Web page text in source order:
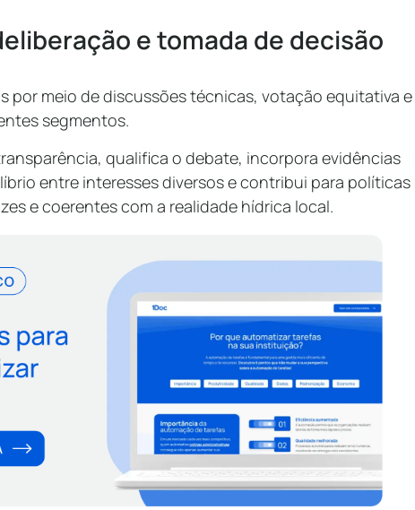
e tomada de decisão
por meio de discussões técnicas, votação equitativa e
segmentos.
qualifica o debate, incorpora evidências
entre interesses diversos e contribui para políticas
e coerentes com a realidade hídrica local.